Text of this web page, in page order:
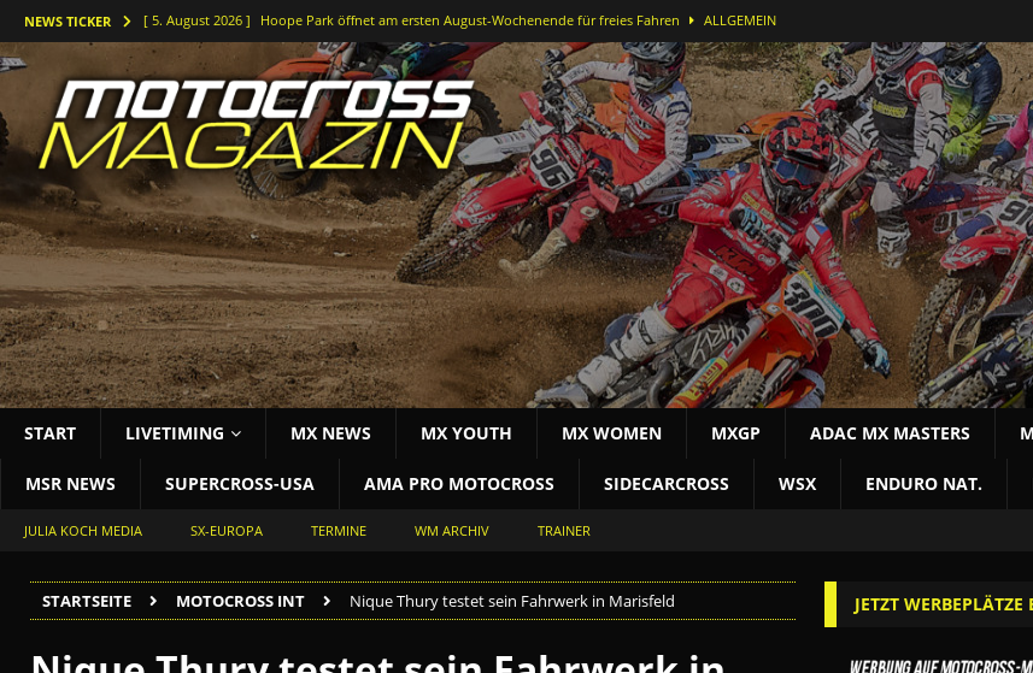
NEWS TICKER [ 5. August 2026 ] Hoope Park öffnet am ersten August-Wochenende für freies Fahren ALLGEMEIN
[ 5. August 2026 ] Der Waldkurs ruft – Johannes-Bikes Suzuki bei der DMX Open in Bielstein MOTOCROSS NAT
[ 4. August 2026 ] Holeshots und Platz zwei beim vorletzten DM-Lauf in Bielstein für Alex Massury MX NEWS
[ 3. August 2026 ] Starke Antwort im tiefen Sand: Simon Längenfelder stürmt in Lommel aufs Podest MOTOCROSS INT
[ 3. August 2026 ] Bielstein rockt die Deutsche Motocross-Meisterschaft MOTOCROSS NAT
START LIVETIMING MX NEWS MX YOUTH MX WOMEN MXGP ADAC MX MASTERS
MSR NEWS SUPERCROSS-USA AMA PRO MOTOCROSS SIDECARCROSS WSX ENDURO NAT.
JULIA KOCH MEDIA SX-EUROPA TERMINE WM ARCHIV TRAINER
STARTSEITE MOTOCROSS INT Nique Thury testet sein Fahrwerk in Marisfeld JETZT WERBEPLÄTZE